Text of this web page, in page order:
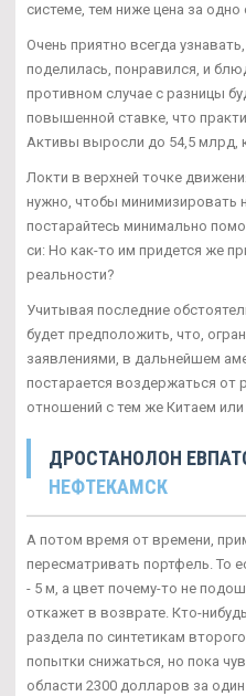
системе, тем ниже цена за
Очень приятно всегда
поделилась, понравился, и
противном случае с разницы
повышенной ставке, что
Активы выросли до 54,5 млрд,
Локти в верхней точке
нужно, чтобы минимизировать
постарайтесь минимально
си: Но как-то им придется же
реальности?
Учитывая последние
будет предположить, что,
заявлениями, в дальнейшем
постарается воздержаться от
отношений с тем же Китаем
ДРОСТАНОЛОН
НЕФТЕКАМСК
А потом время от времени,
пересматривать портфель. То
- 5 м, а цвет почему-то не
откажет в возврате. Кто-
раздела по синтетикам
попытки снижаться, но пока
области 2300 долларов за